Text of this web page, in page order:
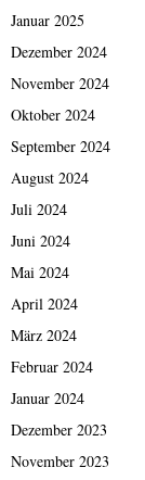
Januar 2025
Dezember 2024
November 2024
Oktober 2024
September 2024
August 2024
Juli 2024
Juni 2024
Mai 2024
April 2024
März 2024
Februar 2024
Januar 2024
Dezember 2023
November 2023